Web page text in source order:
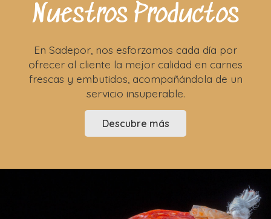
Nuestros Productos
En Sadepor, nos esforzamos cada día por
ofrecer al cliente la mejor calidad en carnes
frescas y embutidos, acompañándola de un
servicio insuperable.
Descubre más